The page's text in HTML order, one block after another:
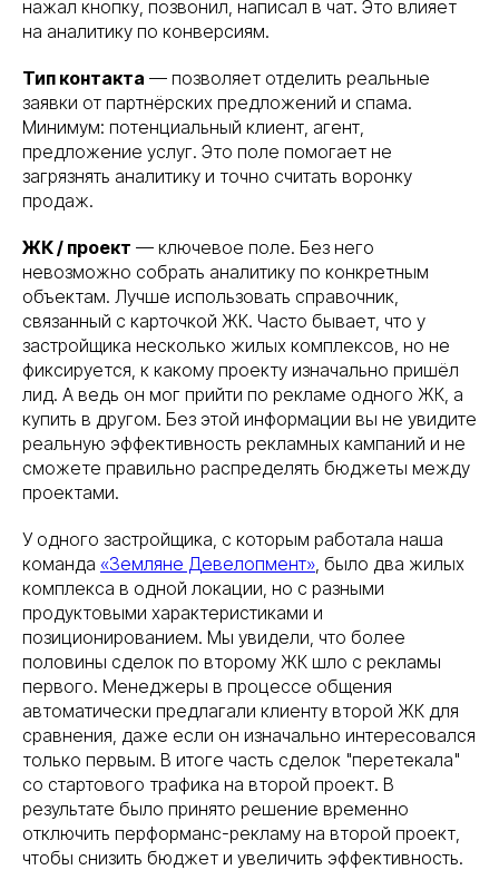
нажал кнопку, позвонил, написал в чат. Это влияет
на аналитику по конверсиям.
Тип контакта — позволяет отделить реальные
заявки от партнёрских предложений и спама.
Минимум: потенциальный клиент, агент,
предложение услуг. Это поле помогает не
загрязнять аналитику и точно считать воронку
продаж.
ЖК / проект — ключевое поле. Без него
невозможно собрать аналитику по конкретным
объектам. Лучше использовать справочник,
связанный с карточкой ЖК. Часто бывает, что у
застройщика несколько жилых комплексов, но не
фиксируется, к какому проекту изначально пришёл
лид. А ведь он мог прийти по рекламе одного ЖК, а
купить в другом. Без этой информации вы не увидите
реальную эффективность рекламных кампаний и не
сможете правильно распределять бюджеты между
проектами.
У одного застройщика, с которым работала наша
команда «Земляне Девелопмент» , было два жилых
комплекса в одной локации, но с разными
продуктовыми характеристиками и
позиционированием. Мы увидели, что более
половины сделок по второму ЖК шло с рекламы
первого. Менеджеры в процессе общения
автоматически предлагали клиенту второй ЖК для
сравнения, даже если он изначально интересовался
только первым. В итоге часть сделок "перетекала"
со стартового трафика на второй проект. В
результате было принято решение временно
отключить перформанс-рекламу на второй проект,
чтобы снизить бюджет и увеличить эффективность.